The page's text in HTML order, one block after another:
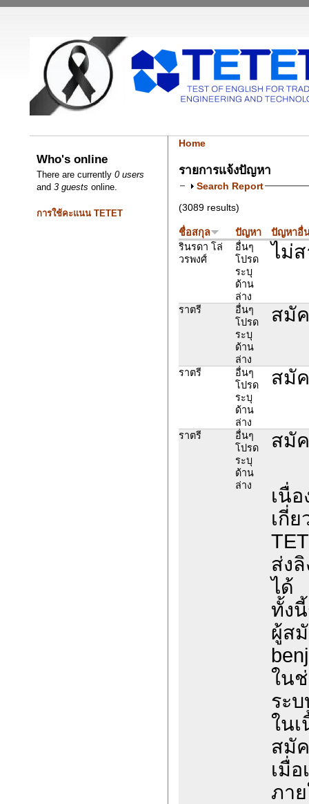
Who's online
There are currently0 users
and3 guests online.
การใช้คะแนน TETET
Home
รายการแจ้งปัญหา
Search Report
(3089 results)
ชื่อสกุล ปัญหา
ปัญหาอื่
รินรดา โล่
วรพงศ์
อื่นๆ
โปรด
ระบุ
ด้าน
ล่าง
ไม่
ราตรี
อื่นๆ
โปรด
ระบุ
ด้าน
ล่าง
สมั
ราตรี
อื่นๆ
โปรด
ระบุ
ด้าน
ล่าง
สมั
ราตรี
อื่นๆ
โปรด
ระบุ
ด้าน
ล่าง
สมั
เนื่
เกี่
ส่ง
ได้
ทั้ง
ผู้ส
ใน
ระ
ใน
สมั
เมื่
ภา